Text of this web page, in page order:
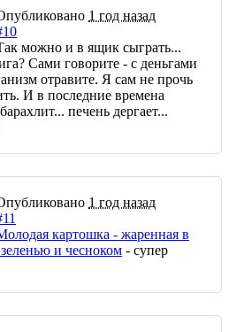
1 год назад
можно и в ящик сыграть...
Сами говорите - с деньгами
отравите. Я сам не прочь
И в последние времена
печень дергает...
1 год назад
картошка - жаренная в
и чесноком - супер